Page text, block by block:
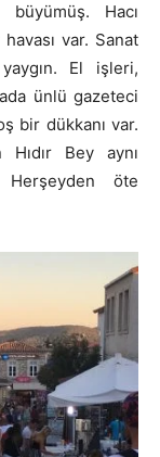
Hacı
var. Sanat
El işleri,
ünlü gazeteci
bir dükkanı var.
Bey aynı
Herşeyden öte